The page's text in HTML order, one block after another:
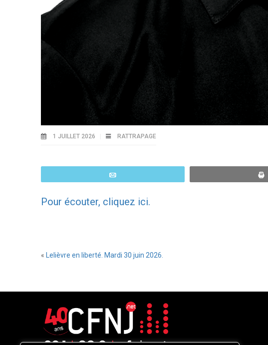
1 JUILLET 2026 RATTRAPAGE
Pour écouter, cliquez ici.
« Lelièvre en liberté. Mardi 30 juin 2026.